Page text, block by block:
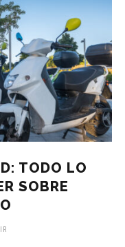
TODO LO
SOBRE